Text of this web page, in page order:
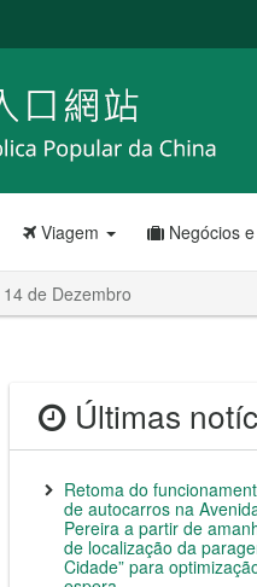
Viagem Negócios
de Dezembro
Últimas
Retoma do
de autocarros na
Pereira a partir de
de localização da
Cidade” para